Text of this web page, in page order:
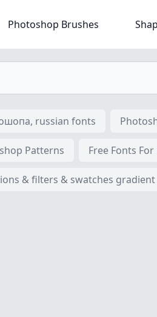
Photoshop Brushes
russian fonts
Patterns Free Fonts
& filters & swatches gradient